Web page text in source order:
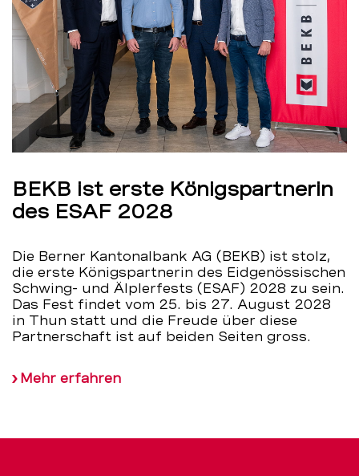
BEKB ist erste Königspartnerin
des ESAF 2028
Die Berner Kantonalbank AG (BEKB) ist stolz,
die erste Königspartnerin des Eidgenössischen
Schwing- und Älplerfests (ESAF) 2028 zu sein.
Das Fest findet vom 25. bis 27. August 2028
in Thun statt und die Freude über diese
Partnerschaft ist auf beiden Seiten gross.
Mehr erfahren